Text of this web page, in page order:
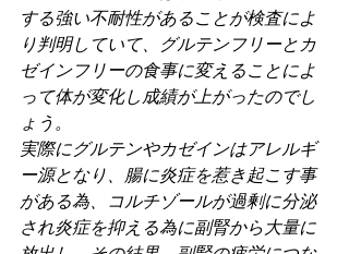
する強い不耐性があることが検査によ
り判明していて、グルテンフリーとカ
ゼインフリーの食事に変えることによ
って体が変化し成績が上がったのでし
ょう。
実際にグルテンやカゼインはアレルギ
ー源となり、腸に炎症を惹き起こす事
がある為、コルチゾールが過剰に分泌
され炎症を抑える為に副腎から大量に